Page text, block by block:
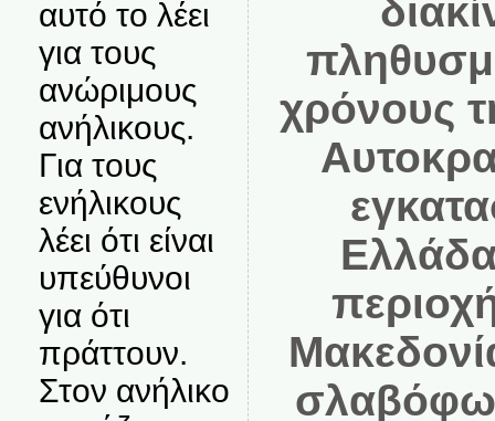
αυτό το λέει
για τους
ανώριμους
ανήλικους.
Για τους
ενήλικους
λέει ότι είναι
υπεύθυνοι
για ότι
πράττουν.
Στον ανήλικο
χρόνους